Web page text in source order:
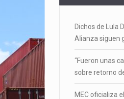
Dichos de Lula
Alianza siguen
“Fueron unas
sobre retorno
MEC oficializa